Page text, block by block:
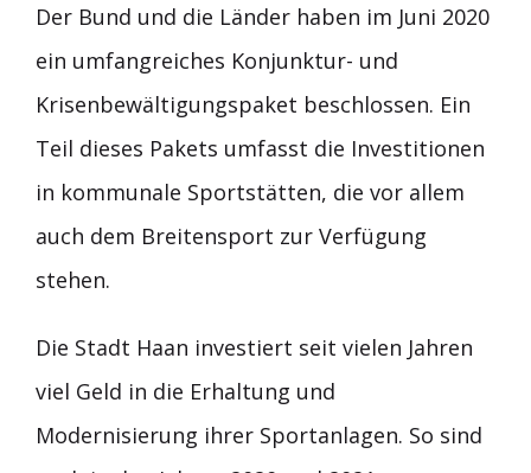
Der Bund und die Länder haben im Juni 2020
ein umfangreiches Konjunktur- und
Krisenbewältigungspaket beschlossen. Ein
Teil dieses Pakets umfasst die Investitionen
in kommunale Sportstätten, die vor allem
auch dem Breitensport zur Verfügung
stehen.
Die Stadt Haan investiert seit vielen Jahren
viel Geld in die Erhaltung und
Modernisierung ihrer Sportanlagen. So sind